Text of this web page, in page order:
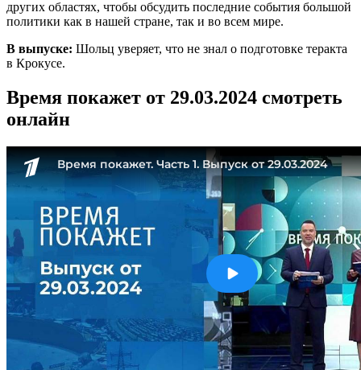
других областях, чтобы обсудить последние события большой
политики как в нашей стране, так и во всем мире.
В выпуске: Шольц уверяет, что не знал о подготовке теракта
в Крокусе.
Время покажет от 29.03.2024 смотреть
онлайн